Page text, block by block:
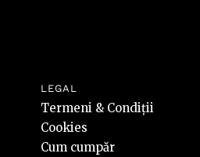
LEGAL
Termeni & Condiții
Cookies
Cum cumpăr